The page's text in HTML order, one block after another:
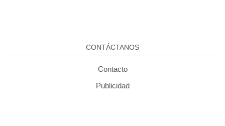
CONTÁCTANOS
Contacto
Publicidad